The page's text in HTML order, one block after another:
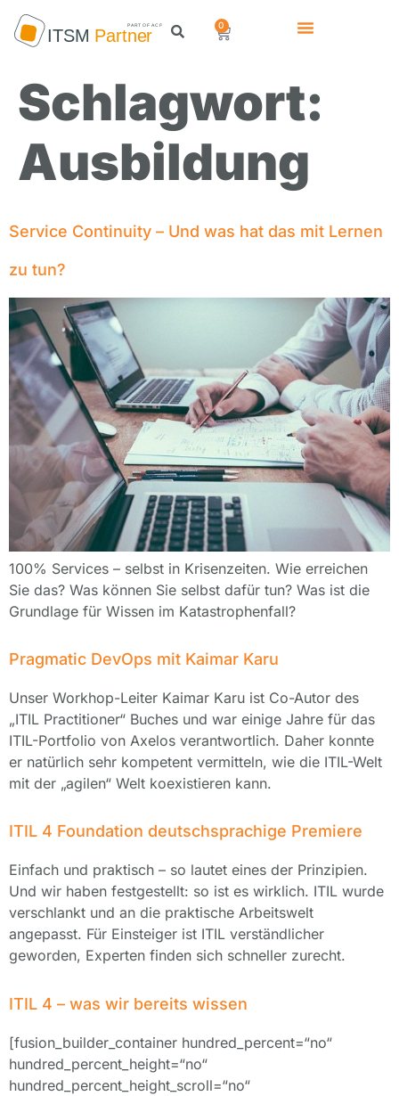
0
Schlagwort:
Ausbildung
Service Continuity – Und was hat das mit Lernen
zu tun?
100% Services – selbst in Krisenzeiten. Wie erreichen
Sie das? Was können Sie selbst dafür tun? Was ist die
Grundlage für Wissen im Katastrophenfall?
Pragmatic DevOps mit Kaimar Karu
Unser Workhop-Leiter Kaimar Karu ist Co-Autor des
„ITIL Practitioner“ Buches und war einige Jahre für das
ITIL-Portfolio von Axelos verantwortlich. Daher konnte
er natürlich sehr kompetent vermitteln, wie die ITIL-Welt
mit der „agilen“ Welt koexistieren kann.
ITIL 4 Foundation deutschsprachige Premiere
Einfach und praktisch – so lautet eines der Prinzipien.
Und wir haben festgestellt: so ist es wirklich. ITIL wurde
verschlankt und an die praktische Arbeitswelt
angepasst. Für Einsteiger ist ITIL verständlicher
geworden, Experten finden sich schneller zurecht.
ITIL 4 – was wir bereits wissen
[fusion_builder_container hundred_percent=“no“
hundred_percent_height=“no“
hundred_percent_height_scroll=“no“